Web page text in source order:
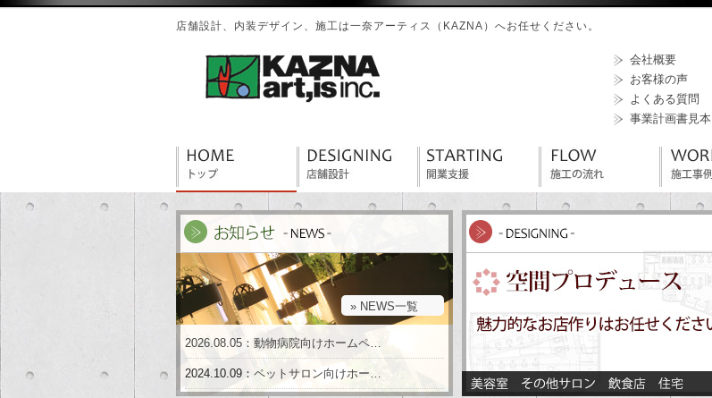
店舗設計、内装デザイン、施工は一奈アーティス（KAZNA）へお任せください。
会社概要
お客様の声
よくある質問
事業計画書見本
» NEWS一覧
2026.08.05： 動物病院向けホームペ…
2024.10.09： ペットサロン向けホー…